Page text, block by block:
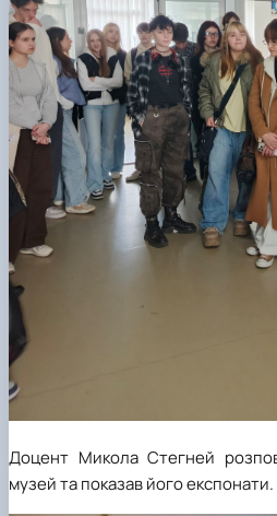
Доцент Микола Стегней
музей тапоказавйого експонати.